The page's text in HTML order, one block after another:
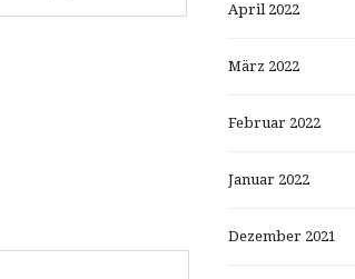
April 2022
März 2022
Februar 2022
Januar 2022
Dezember 2021